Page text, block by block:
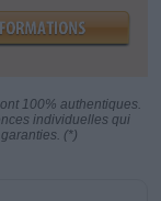
100% authentiques.
individuelles qui
(*)